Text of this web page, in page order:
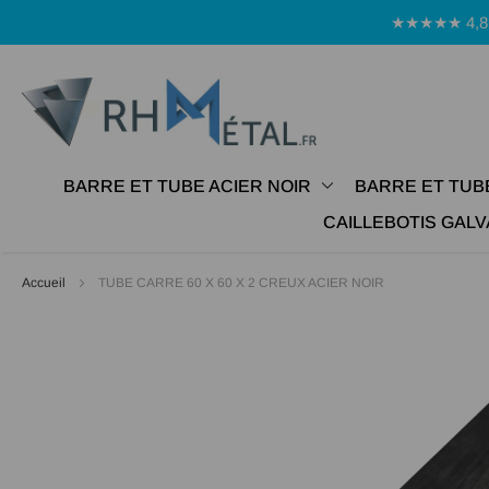
★★★★★ 4,8
BARRE ET TUBE ACIER NOIR BARRE ET
CAILLEBOTIS
Accueil TUBE CARRE 60 X 60 X 2 CREUX ACIER NOIR